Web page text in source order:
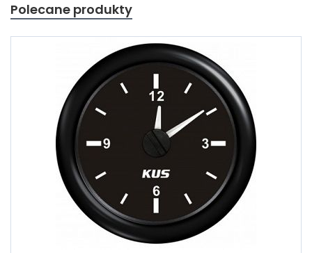
Polecane produkty